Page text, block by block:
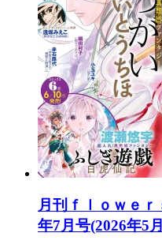
月刊ｆｌｏｗｅ
年7月号(2026年5